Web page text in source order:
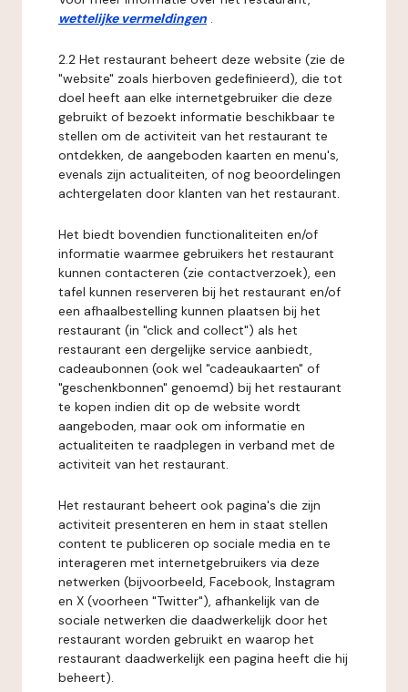
wettelijke vermeldingen .
2.2 Het restaurant beheert deze website (zie de
"website" zoals hierboven gedefinieerd), die tot
doel heeft aan elke internetgebruiker die deze
gebruikt of bezoekt informatie beschikbaar te
stellen om de activiteit van het restaurant te
ontdekken, de aangeboden kaarten en menu's,
evenals zijn actualiteiten, of nog beoordelingen
achtergelaten door klanten van het restaurant.
Het biedt bovendien functionaliteiten en/of
informatie waarmee gebruikers het restaurant
kunnen contacteren (zie contactverzoek), een
tafel kunnen reserveren bij het restaurant en/of
een afhaalbestelling kunnen plaatsen bij het
restaurant (in "click and collect") als het
restaurant een dergelijke service aanbiedt,
cadeaubonnen (ook wel "cadeaukaarten" of
"geschenkbonnen" genoemd) bij het restaurant
te kopen indien dit op de website wordt
aangeboden, maar ook om informatie en
actualiteiten te raadplegen in verband met de
activiteit van het restaurant.
Het restaurant beheert ook pagina's die zijn
activiteit presenteren en hem in staat stellen
content te publiceren op sociale media en te
interageren met internetgebruikers via deze
netwerken (bijvoorbeeld, Facebook, Instagram
en X (voorheen "Twitter"), afhankelijk van de
sociale netwerken die daadwerkelijk door het
restaurant worden gebruikt en waarop het
restaurant daadwerkelijk een pagina heeft die hij
beheert).